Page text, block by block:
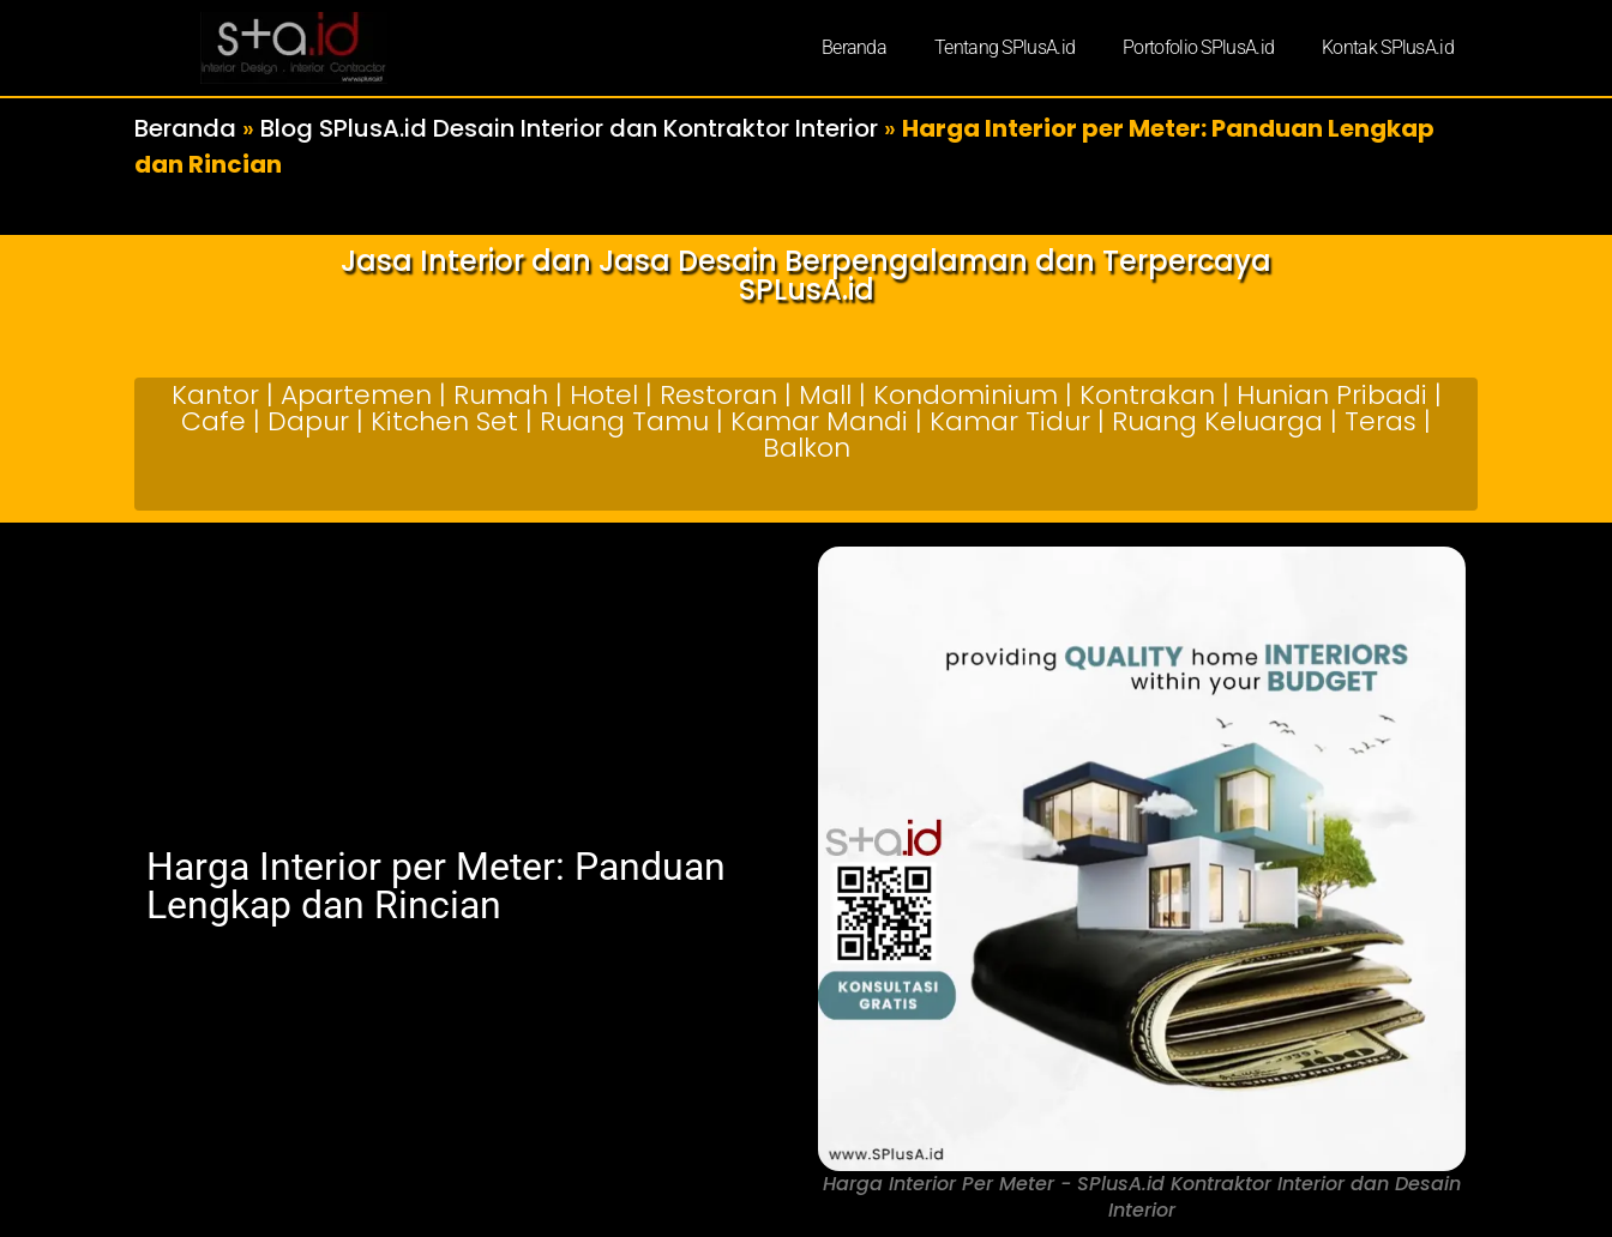
Beranda Tentang SPlusA.id Portofolio SPlusA.id Kontak SPlusA.id
Beranda » Blog SPlusA.id Desain Interior dan Kontraktor Interior » Harga Interior per Meter: Panduan Lengkap
dan Rincian
Jasa Interior dan Jasa Desain Berpengalaman dan Terpercaya
SPLusA.id
Kantor | Apartemen | Rumah | Hotel | Restoran | Mall | Kondominium | Kontrakan | Hunian Pribadi |
Cafe | Dapur | Kitchen Set | Ruang Tamu | Kamar Mandi | Kamar Tidur | Ruang Keluarga | Teras |
Balkon
Harga Interior per Meter: Panduan
Lengkap dan Rincian
Harga Interior Per Meter - SPlusA.id Kontraktor Interior dan Desain
Interior